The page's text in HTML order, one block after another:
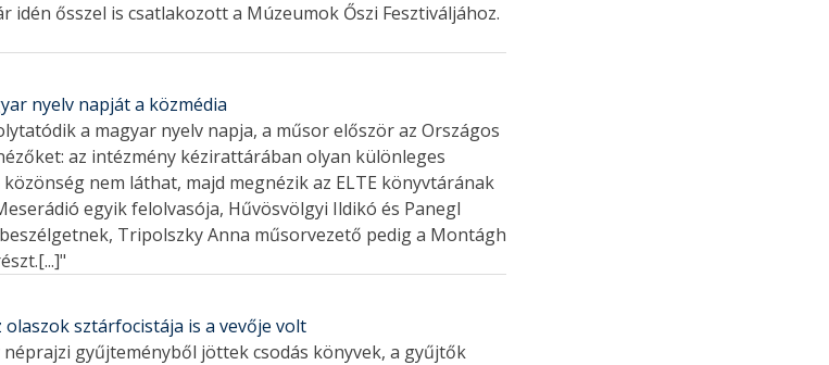
idén ősszel is csatlakozott a Múzeumok Őszi Fesztiváljához.
nyelv napját a közmédia
a magyar nyelv napja, a műsor először az Országos
az intézmény kézirattárában olyan különleges
nem láthat, majd megnézik az ELTE könyvtárának
egyik felolvasója, Hűvösvölgyi Ildikó és Panegl
Tripolszky Anna műsorvezető pedig a Montágh
sztárfocistája is a vevője volt
néprajzi gyűjteményből jöttek csodás könyvek, a gyűjtők